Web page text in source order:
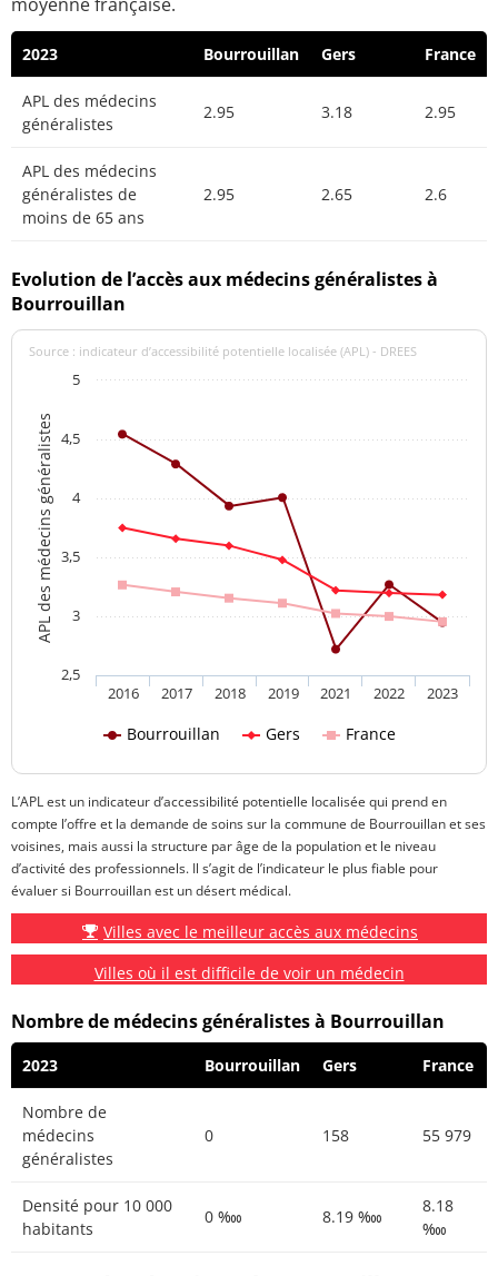
2023 Bourrouillan Gers France
APL des médecins
généralistes
2.95 3.18 2.95
APL des médecins
généralistes de
moins de 65 ans
2.95 2.65 2.6
Evolution de l’accès aux médecins généralistes à
Bourrouillan
APL des médecins généralistes
Source : indicateur d’accessibilité potentielle localisée (APL) - DREES
Bourrouillan Gers France
2016 2017 2018 2019 2021 2022 2023
2,5
3
3,5
4
4,5
5
L’APL est un indicateur d’accessibilité potentielle localisée qui prend en
compte l’offre et la demande de soins sur la commune de Bourrouillan et ses
voisines, mais aussi la structure par âge de la population et le niveau
d’activité des professionnels. Il s’agit de l’indicateur le plus fiable pour
évaluer si Bourrouillan est un désert médical.
Villes avec le meilleur accès aux médecins
Villes où il est difficile de voir un médecin
Nombre de médecins généralistes à Bourrouillan
2023 Bourrouillan Gers France
Nombre de
médecins
généralistes
0 158 55 979
Densité pour 10 000
habitants
0 ‱ 8.19 ‱
8.18
‱